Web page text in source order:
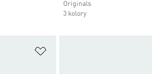
Originals
3 kolory